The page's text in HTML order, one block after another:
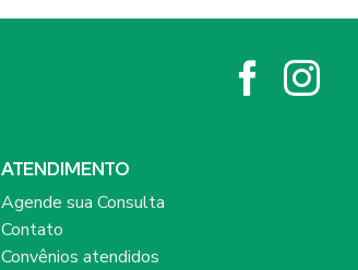
ATENDIMENTO
Agende sua Consulta
Contato
Convênios atendidos